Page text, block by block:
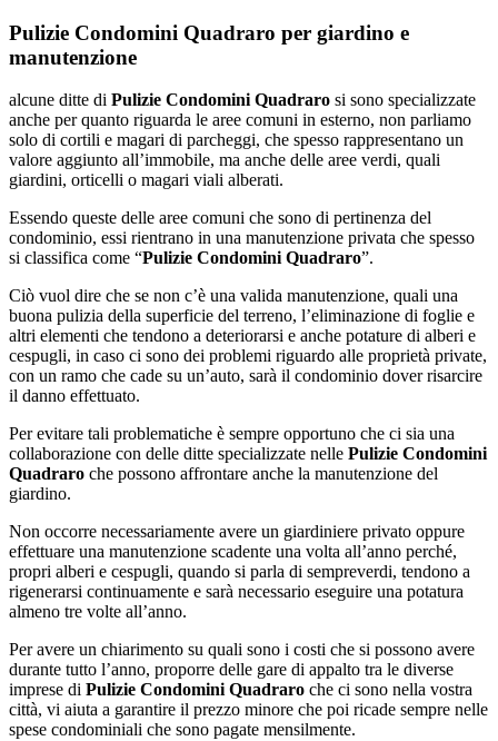
Pulizie Condomini Quadraro per giardino e
manutenzione
alcune ditte di Pulizie Condomini Quadraro si sono specializzate
anche per quanto riguarda le aree comuni in esterno, non parliamo
solo di cortili e magari di parcheggi, che spesso rappresentano un
valore aggiunto all’immobile, ma anche delle aree verdi, quali
giardini, orticelli o magari viali alberati.
Essendo queste delle aree comuni che sono di pertinenza del
condominio, essi rientrano in una manutenzione privata che spesso
si classifica come “Pulizie Condomini Quadraro”.
Ciò vuol dire che se non c’è una valida manutenzione, quali una
buona pulizia della superficie del terreno, l’eliminazione di foglie e
altri elementi che tendono a deteriorarsi e anche potature di alberi e
cespugli, in caso ci sono dei problemi riguardo alle proprietà private,
con un ramo che cade su un’auto, sarà il condominio dover risarcire
il danno effettuato.
Per evitare tali problematiche è sempre opportuno che ci sia una
collaborazione con delle ditte specializzate nelle Pulizie Condomini
Quadraro che possono affrontare anche la manutenzione del
giardino.
Non occorre necessariamente avere un giardiniere privato oppure
effettuare una manutenzione scadente una volta all’anno perché,
propri alberi e cespugli, quando si parla di sempreverdi, tendono a
rigenerarsi continuamente e sarà necessario eseguire una potatura
almeno tre volte all’anno.
Per avere un chiarimento su quali sono i costi che si possono avere
durante tutto l’anno, proporre delle gare di appalto tra le diverse
imprese di Pulizie Condomini Quadraro che ci sono nella vostra
città, vi aiuta a garantire il prezzo minore che poi ricade sempre nelle
spese condominiali che sono pagate mensilmente.